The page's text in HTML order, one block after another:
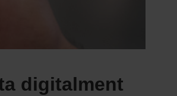
digitalment